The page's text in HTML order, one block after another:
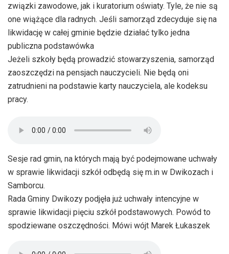
związki zawodowe, jak i kuratorium oświaty. Tyle, że nie są
one wiążące dla radnych. Jeśli samorząd zdecyduje się na
likwidację w całej gminie będzie działać tylko jedna
publiczna podstawówka
Jeżeli szkoły będą prowadzić stowarzyszenia, samorząd
zaoszczędzi na pensjach nauczycieli. Nie będą oni
zatrudnieni na podstawie karty nauczyciela, ale kodeksu
pracy.
Sesje rad gmin, na których mają być podejmowane uchwały
w sprawie likwidacji szkół odbędą się m.in w Dwikozach i
Samborcu.
Rada Gminy Dwikozy podjęła już uchwały intencyjne w
sprawie likwidacji pięciu szkół podstawowych. Powód to
spodziewane oszczędności. Mówi wójt Marek Łukaszek